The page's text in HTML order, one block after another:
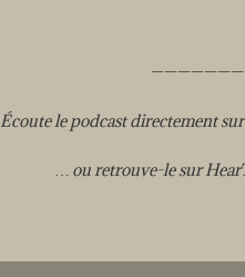
Écoute le podcast directement
… ou retrouve-le sur